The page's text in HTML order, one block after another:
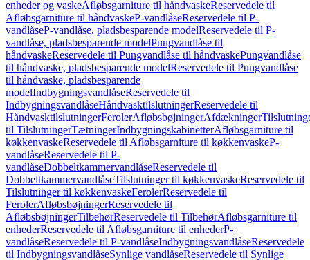
enheder og vaskeAfløbsgarniture til håndvaskeReservedele til
Afløbsgarniture til håndvaskeP-vandlåseReservedele til P-
vandlåseP-vandlåse, pladsbesparende modelReservedele til P-
vandlåse, pladsbesparende modelPungvandlåse til
håndvaskeReservedele til Pungvandlåse til håndvaskePungvandlåse
til håndvaske, pladsbesparende modelReservedele til Pungvandlåse
til håndvaske, pladsbesparende
modelIndbygningsvandlåseReservedele til
IndbygningsvandlåseHåndvasktilslutningerReservedele til
HåndvasktilslutningerFerolerAfløbsbøjningerAfdækninger
til TilslutningerTætningerIndbygningskabinetterAfløbsgarniture til
køkkenvaskeReservedele til Afløbsgarniture til køkkenvaskeP-
vandlåseReservedele til P-
vandlåseDobbeltkammervandlåseReservedele til
DobbeltkammervandlåseTilslutninger til køkkenvaskeReservedele til
Tilslutninger til køkkenvaskeFerolerReservedele til
FerolerAfløbsbøjningerReservedele til
AfløbsbøjningerTilbehørReservedele til TilbehørAfløbsgarniture til
enhederReservedele til Afløbsgarniture til enhederP-
vandlåseReservedele til P-vandlåseIndbygningsvandlåseReservedele
til IndbygningsvandlåseSynlige vandlåseReservedele til Synlige